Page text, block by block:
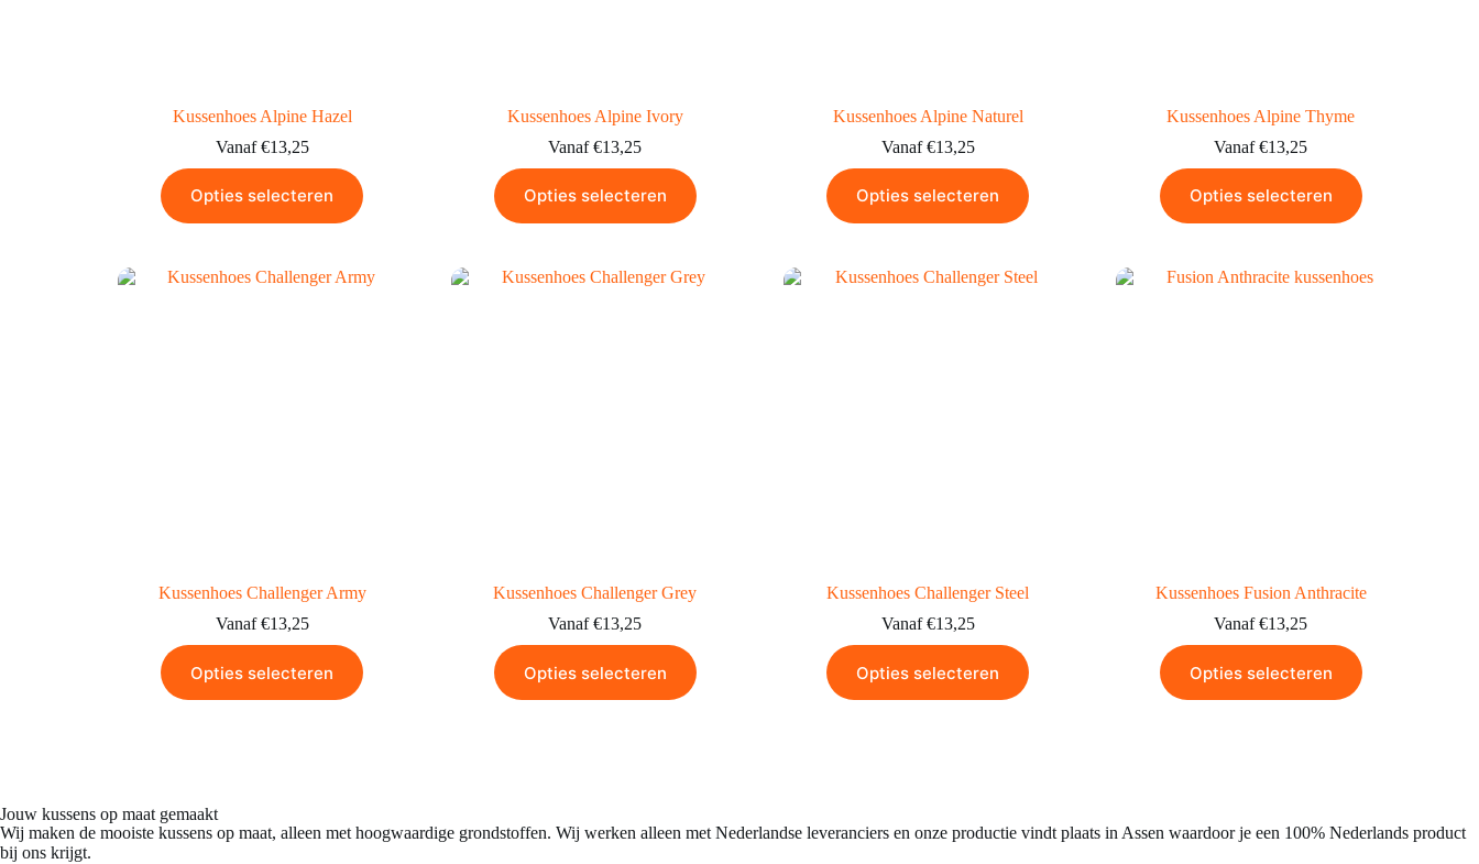
Kussenhoes Alpine Hazel
Vanaf €13,25
Opties selecteren
Kussenhoes Alpine Ivory
Vanaf €13,25
Opties selecteren
Kussenhoes Alpine Naturel
Vanaf €13,25
Opties selecteren
Kussenhoes Alpine Thyme
Vanaf €13,25
Opties selecteren
Kussenhoes Challenger Army
Vanaf €13,25
Opties selecteren
Kussenhoes Challenger Grey
Vanaf €13,25
Opties selecteren
Kussenhoes Challenger Steel
Vanaf €13,25
Opties selecteren
Kussenhoes Fusion Anthracite
Vanaf €13,25
Opties selecteren
Jouw kussens op maat gemaakt​
Wij maken de mooiste kussens op maat, alleen met hoogwaardige grondstoffen. Wij werken alleen met Nederlandse leveranciers en onze productie vindt plaats in Assen waardoor je een 100% Nederlands product
bij ons krijgt.